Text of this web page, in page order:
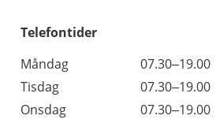
Telefontider
Måndag
07.30–19.00
Tisdag
07.30–19.00
Onsdag
07.30–19.00